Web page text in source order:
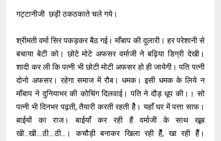
गट्टानीजी छड़ी ठकठकाते चले गये।
श्रीमती वर्मा सिर पकड़कर बैठ गई। माँबाप की दुलारी। हर परेशानी से
बचाया बेटी को। छोटे मोटे अफसर वर्माजी ने बढ़िया डिग्री देखी।
शादी कर ली कि पत्नी भी छोटी मोटी अफसर हो ही जायेगी। पति पत्नी
दोनो अफसर। रहेगा समाज में रौब। धमक। इसी धमक के लिये न
माँबाप ने दुनियाभर की कोचिंग दिलवाई। पति ने दौड़ धूप की।। सो
पत्नी भी दिनभर पढ़ती, तैयारी करती रहती हेै। यहाँ घर में पत्ता साफ।
बाईयों का राज। बाईयाँ कर रही हैं वर्माजी के साथ खूब
खी...खी....ठी....ठी...। कचौड़ी बनाकर खिला रही हेैंं, खा रही हेैंं।